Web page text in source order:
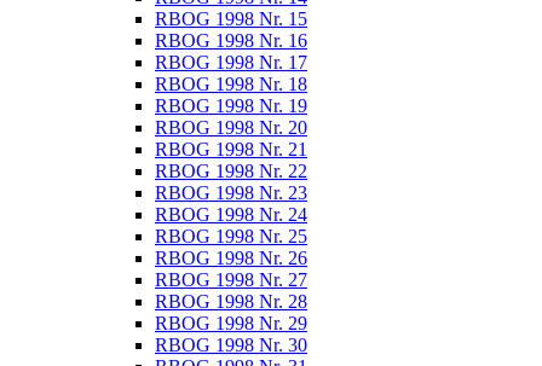
RBOG 1998 Nr. 15
RBOG 1998 Nr. 16
RBOG 1998 Nr. 17
RBOG 1998 Nr. 18
RBOG 1998 Nr. 19
RBOG 1998 Nr. 20
RBOG 1998 Nr. 21
RBOG 1998 Nr. 22
RBOG 1998 Nr. 23
RBOG 1998 Nr. 24
RBOG 1998 Nr. 25
RBOG 1998 Nr. 26
RBOG 1998 Nr. 27
RBOG 1998 Nr. 28
RBOG 1998 Nr. 29
RBOG 1998 Nr. 30